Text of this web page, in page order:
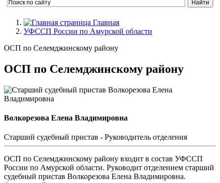
Главная
УФССП России по Амурской области
ОСП по Селемджинскому району
ОСП по Селемджинскому району
Волкорезова Елена Владимировна
Cтарший судебный пристав - Руководитель отделения
ОСП по Селемджинскому району входит в состав УФССП
России по Амурской области. Руководит отделением старший
судебный пристав Волкорезова Елена Владимировна.